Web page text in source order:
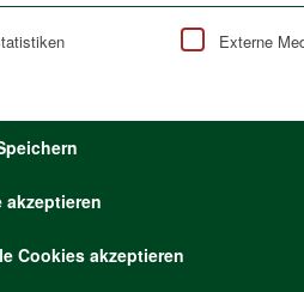
für die eine Externe
akzeptieren
Cookies akzeptieren